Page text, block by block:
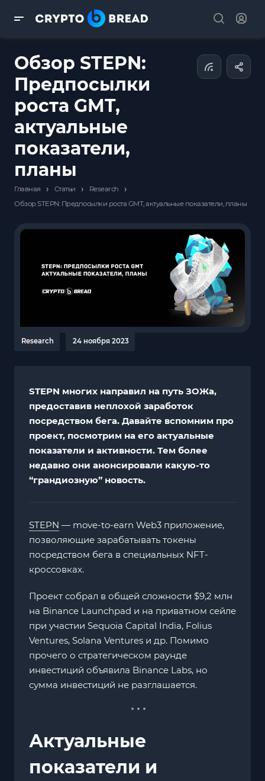
Обзор STEPN:
Предпосылки
роста GMT,
актуальные
показатели,
планы
Главная › Статьи › Research ›
Обзор STEPN: Предпосылки роста GMT, актуальные показатели, планы
Research 24 ноября 2023
STEPN многих направил на путь ЗОЖа,
предоставив неплохой заработок
посредством бега. Давайте вспомним про
проект, посмотрим на его актуальные
показатели и активности. Тем более
недавно они анонсировали какую-то
“грандиозную” новость.
STEPN — move-to-earn Web3 приложение,
позволяющие зарабатывать токены
посредством бега в специальных NFT-
кроссовках.
Проект собрал в общей сложности $9,2 млн
на Binance Launchpad и на приватном сейле
при участии Sequoia Capital India, Folius
Ventures, Solana Ventures и др. Помимо
прочего о стратегическом раунде
инвестиций объявила Binance Labs, но
сумма инвестиций не разглашается.
Актуальные
показатели и